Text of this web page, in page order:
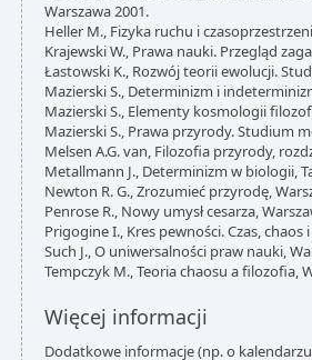
Warszawa 2001.
Heller M., Fizyka ruchu i
Krajewski W., Prawa nauki. Przegląd
Łastowski K., Rozwój teorii ewolucji.
Mazierski S., Determinizm i
Mazierski S., Elementy kosmologii
Mazierski S., Prawa przyrody. Studium
Melsen A.G. van, Filozofia przyrody,
Metallmann J., Determinizm w biologii,
Newton R. G., Zrozumieć przyrodę,
Penrose R., Nowy umysł cesarza,
Prigogine I., Kres pewności. Czas,
Such J., O uniwersalności praw nauki,
Tempczyk M., Teoria chaosu a filozofia,
Więcej informacji
Dodatkowe informacje (np. o kalendarzu